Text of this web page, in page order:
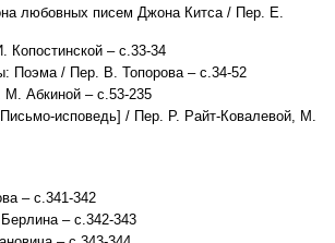
любовных писем Джона Китса / Пер. Е.
– с.33-34
Поэма / Пер. В. Топорова – с.34-52
Абкиной – с.53-235
исповедь] / Пер. Р. Райт-Ковалевой, М.
– с.341-342
– с.342-343